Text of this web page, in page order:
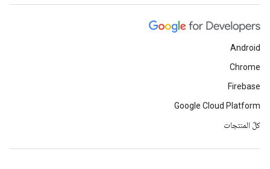
Android
Chrome
Firebase
Google Cloud Platform
كلّ المنتجات